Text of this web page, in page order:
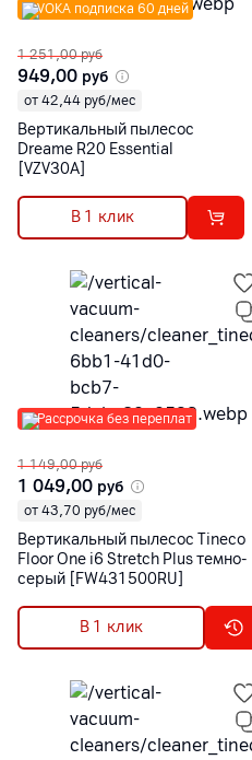
VOKA подписка 60 дней
1 251,00 руб
949,00 руб
от 42,44 руб/мес
Вертикальный пылесос
Dreame R20 Essential
[VZV30A]
В 1 клик
Рассрочка без переплат
1 149,00 руб
1 049,00 руб
от 43,70 руб/мес
Вертикальный пылесос Tineco
Floor One i6 Stretch Plus темно-
серый [FW431500RU]
В 1 клик